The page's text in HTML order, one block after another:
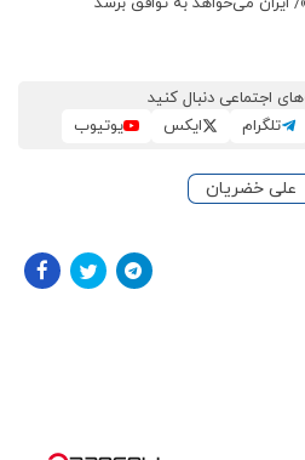
اجتماعی دنبال کنید
تلگرام ایکس یوتیوب
علی خضریان